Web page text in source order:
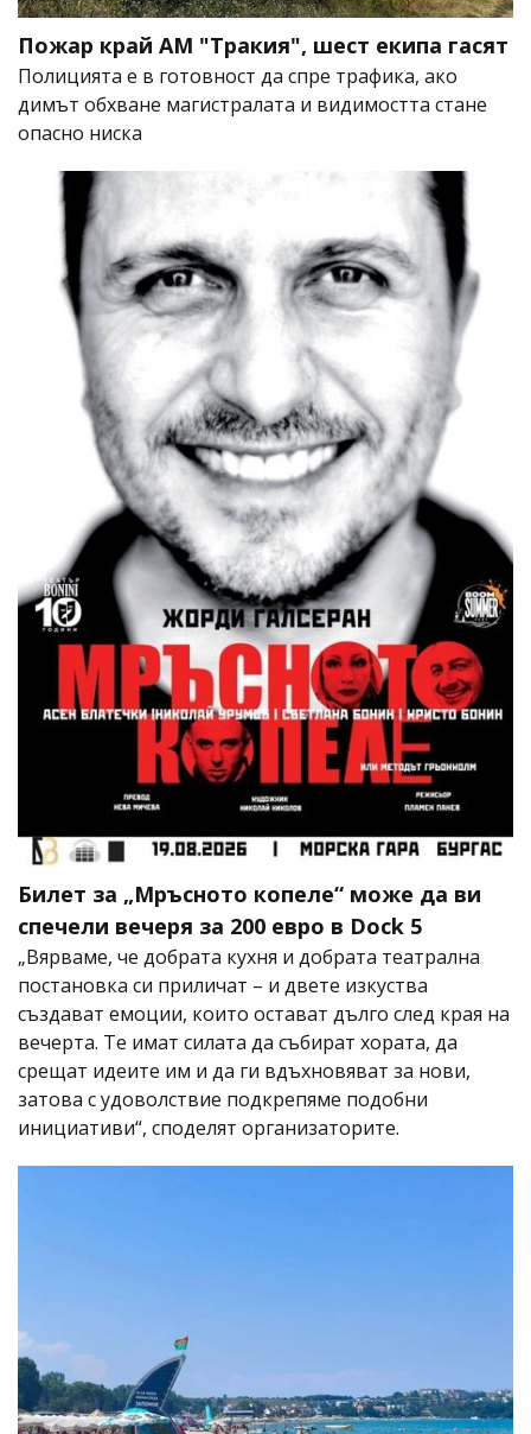
Пожар край АМ "Тракия", шест екипа гасят
Полицията е в готовност да спре трафика, ако
димът обхване магистралата и видимостта стане
опасно ниска
Билет за „Мръсното копеле“ може да ви
спечели вечеря за 200 евро в Dock 5
„Вярваме, че добрата кухня и добрата театрална
постановка си приличат – и двете изкуства
създават емоции, които остават дълго след края на
вечерта. Те имат силата да събират хората, да
срещат идеите им и да ги вдъхновяват за нови,
затова с удоволствие подкрепяме подобни
инициативи“, споделят организаторите.